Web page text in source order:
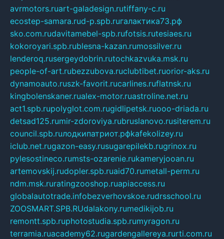
avrmotors.ruart-galadesign.rutiffany-c.ru
ecostep-samara.rud-p.spb.ruгалактика73.рф
sko.com.rudavitamebel-spb.rufotsis.rutesiaes.ru
kokoroyari.spb.rublesna-kazan.rumossilver.ru
lenderoq.rusergeydobrin.rutochkazvuka.msk.ru
people-of-art.rubezzubova.ruclubtibet.ruorior-aks.ru
dynamoauto.ruszk-favorit.rucarlines.ruflatnsk.ru
kingbolenskaner.rualex-motor.ruastroline.net.ru
act1.spb.rupolyglot.com.rugidlipetsk.ruooo-driada.ru
detsad125.rumir-zdoroviya.rubruslanovo.rusiterem.ru
council.spb.ruлодкипатриот.рфkafekolizey.ru
iclub.net.rugazon-easy.rusugarepilekb.rugrinox.ru
pylesostineco.rumsts-ozarenie.rukameryjooan.ru
artemovskij.rudopler.spb.ruaid70.rumetall-perm.ru
ndm.msk.ruratingzooshop.ruapiaccess.ru
globalautotrade.infobezverhovskoe.rudrsschool.ru
ZOOSMART.SPB.RUdalakony.rumedikijob.ru
remontt.spb.ruphotostudia.spb.rumyragon.ru
terramia.ruacademy62.rugardengallereya.rurti.com.ru